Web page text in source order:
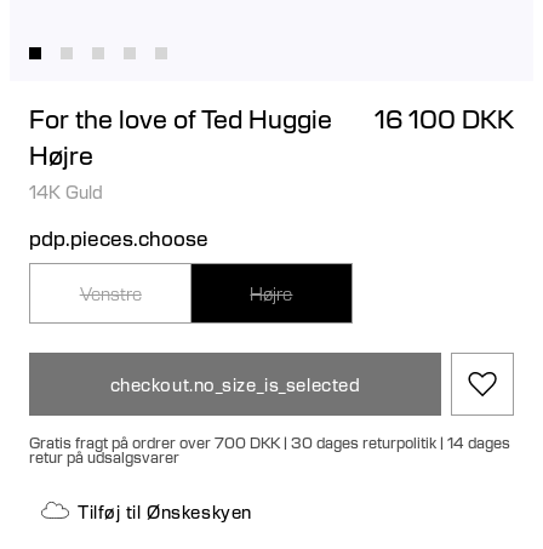
For the love of Ted Huggie
Højre
16 100 DKK
14K Guld
pdp.pieces.choose
Venstre Højre
checkout.no_size_is_selected
Gratis fragt på ordrer over 700 DKK | 30 dages returpolitik | 14 dages
retur på udsalgsvarer
Tilføj til Ønskeskyen